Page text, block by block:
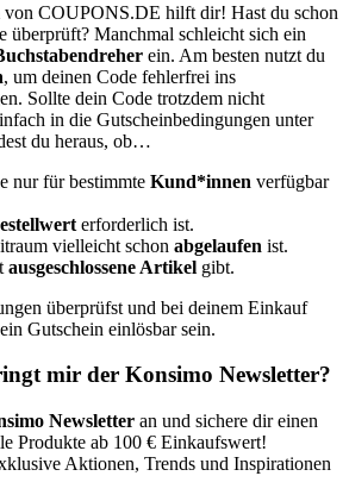
von COUPONS.DE hilft dir! Hast du schon
überprüft? Manchmal schleicht sich ein
ein. Am besten nutzt du
, um deinen Code fehlerfrei ins
Sollte dein Code trotzdem nicht
in die Gutscheinbedingungen unter
du heraus, ob…
nur für bestimmte Kund*innen verfügbar
erforderlich ist.
vielleicht schon abgelaufen ist.
ausgeschlossene Artikel gibt.
überprüfst und bei deinem Einkauf
Gutschein einlösbar sein.
mir der Konsimo Newsletter?
Newsletter an und sichere dir einen
Produkte ab 100 € Einkaufswert!
Aktionen, Trends und Inspirationen